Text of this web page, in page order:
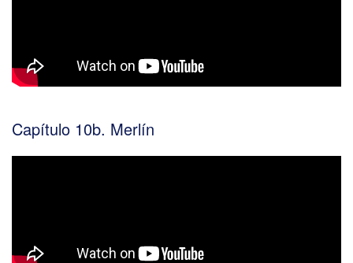
Capítulo 10b. Merlín